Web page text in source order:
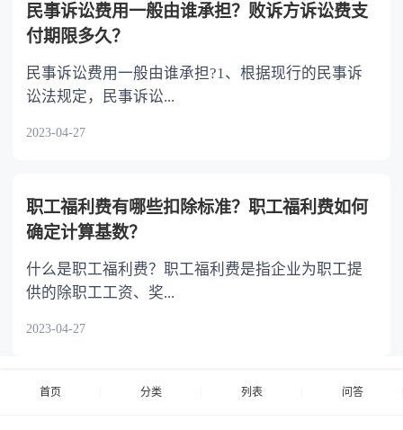
民事诉讼费用一般由谁承担？败诉方诉讼费支
付期限多久？
民事诉讼费用一般由谁承担?1、根据现行的民事诉
讼法规定，民事诉讼...
2023-04-27
职工福利费有哪些扣除标准？职工福利费如何
确定计算基数？
什么是职工福利费？职工福利费是指企业为职工提
供的除职工工资、奖...
2023-04-27
首页 分类 列表 问答